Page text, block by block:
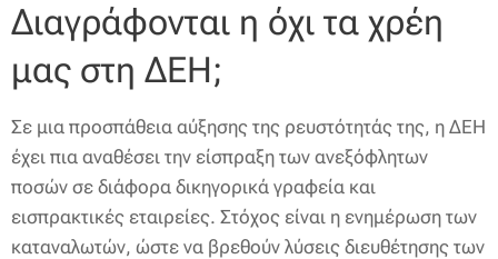
Διαγράφονται η όχι τα χρέη
μας στη ΔΕΗ;
Σε μια προσπάθεια αύξησης της ρευστότητάς της, η ΔΕΗ
έχει πια αναθέσει την είσπραξη των ανεξόφλητων
ποσών σε διάφορα δικηγορικά γραφεία και
εισπρακτικές εταιρείες. Στόχος είναι η ενημέρωση των
καταναλωτών, ώστε να βρεθούν λύσεις διευθέτησης των